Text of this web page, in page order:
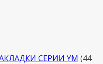
СЕРИИ YM 44